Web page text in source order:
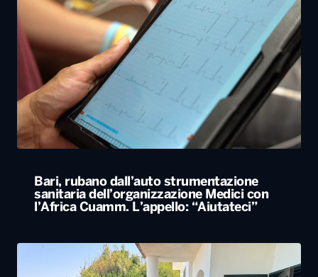
Bari, rubano dall’auto strumentazione
sanitaria dell’organizzazione Medici con
l’Africa Cuamm. L’appello: “Aiutateci”